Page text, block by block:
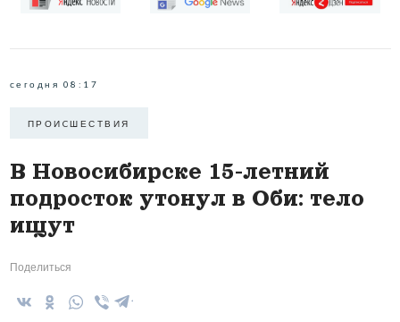
сегодня 08:17
ПРОИCШЕСТВИЯ
В Новосибирске 15-летний
подросток утонул в Оби: тело
ищут
Поделиться